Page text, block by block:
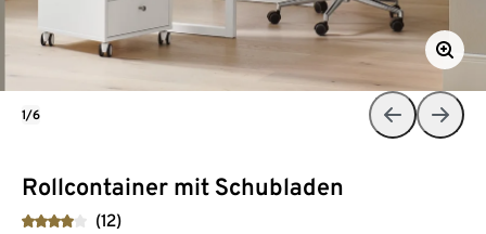
Rollcontainer mit Schubladen
(12)
1/6